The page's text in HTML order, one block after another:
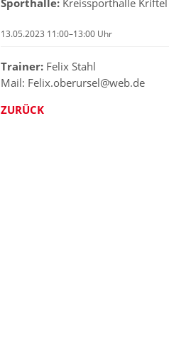
Sporthalle: Kreissporthalle Kriftel
13.05.2023 11:00–13:00 Uhr
Trainer: Felix Stahl
Mail: Felix.oberursel@web.de
ZURÜCK